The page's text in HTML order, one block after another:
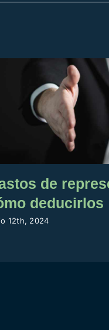
de
deducirlos
12th, 2024